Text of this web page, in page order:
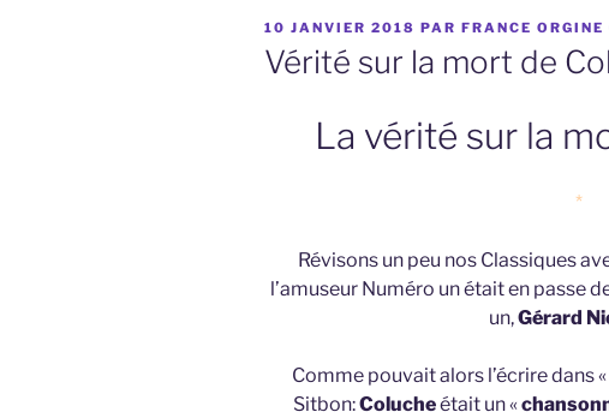
PUBLIÉ
LE
10 JANVIER 2018 PAR FRANCE
Vérité sur la mort de
La vérité sur la
*
Révisons un peu nos Classiques
l’amuseur Numéro un était en passe
un,Gérard
Comme pouvait alors l’écrire dans
Sitbon:Colucheétait un «